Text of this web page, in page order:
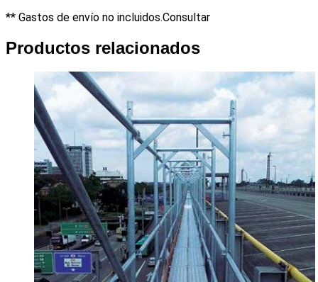
** Gastos de envío no incluidos.Consultar
Productos relacionados